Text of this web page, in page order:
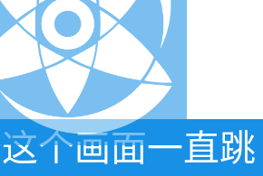
个画面一直跳